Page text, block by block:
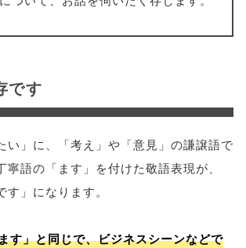
です
い」に、「考え」や「意見」の謙譲語で
寧語の「ます」を付けた敬語表現が、
す」になります。
す」と同じで、ビジネスシーンなどで